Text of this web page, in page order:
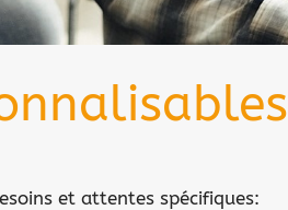
et attentes spécifiques: